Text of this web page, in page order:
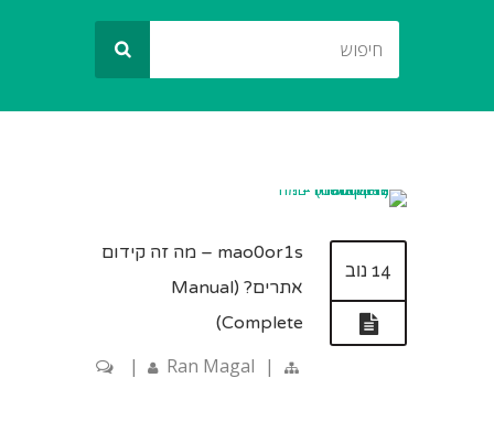
14 נוב
mao0or1s – מה זה קידום
אתרים? (Manual
Complete)
Ran Magal |
|